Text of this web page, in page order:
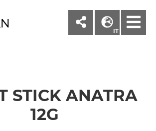
IT
STICK ANATRA
12G